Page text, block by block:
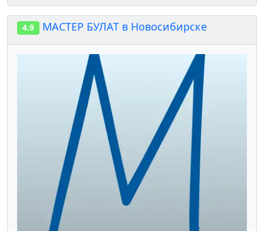
4.9 МАСТЕР БУЛАТ в Новосибирске